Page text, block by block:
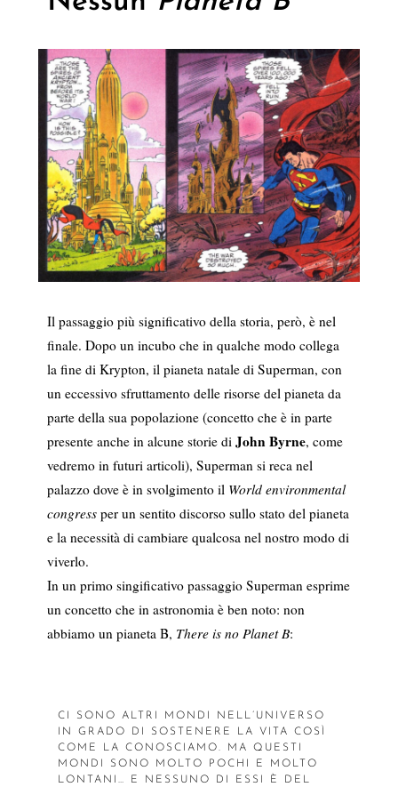
Il passaggio più significativo della storia, però, è nel
finale. Dopo un incubo che in qualche modo collega
la fine di Krypton, il pianeta natale di Superman, con
un eccessivo sfruttamento delle risorse del pianeta da
parte della sua popolazione (concetto che è in parte
presente anche in alcune storie di John Byrne, come
vedremo in futuri articoli), Superman si reca nel
palazzo dove è in svolgimento il World environmental
congressper un sentito discorso sullo stato del pianeta
e la necessità di cambiare qualcosa nel nostro modo di
viverlo.
In un primo singificativo passaggio Superman esprime
un concetto che in astronomia è ben noto: non
abbiamo un pianeta B, There is no Planet B:
CI SONO ALTRI MONDI NELL’UNIVERSO
IN GRADO DI SOSTENERE LA VITA COSÌ
COME LA CONOSCIAMO. MA QUESTI
MONDI SONO MOLTO POCHI E MOLTO
LONTANI… E NESSUNO DI ESSI È DEL